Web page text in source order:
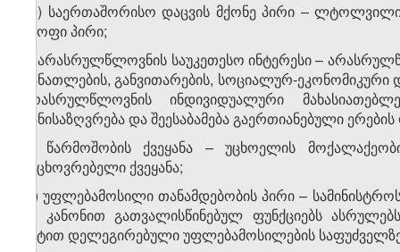
ლ) საერთაშორისო დაცვის მქონე პირი –
მყოფი პირი;
მ) არასრულწლოვნის საუკეთესო ინტერესი –
განათლების, განვითარების, სოციალურ-
არასრულწლოვნის ინდივიდუალური
განისაზღვრება და შეესაბამება გაერთიანებული
ნ) წარმოშობის ქვეყანა – უცხოელის
საცხოვრებელი ქვეყანა;
ო) უფლებამოსილი თანამდებობის პირი –
ამ კანონით გათვალისწინებულ ფუნქციებს
აქტით დელეგირებული უფლებამოსილების